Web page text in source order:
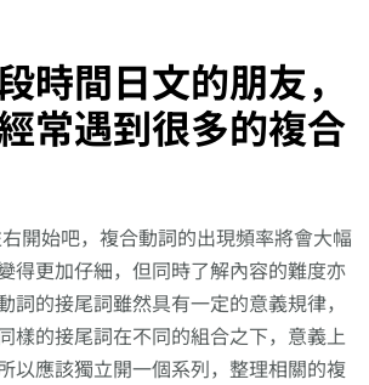
時間日文的朋友，
常遇到很多的複合
開始吧，複合動詞的出現頻率將會大幅
得更加仔細，但同時了解內容的難度亦
詞的接尾詞雖然具有一定的意義規律，
樣的接尾詞在不同的組合之下，意義上
以應該獨立開一個系列，整理相關的複